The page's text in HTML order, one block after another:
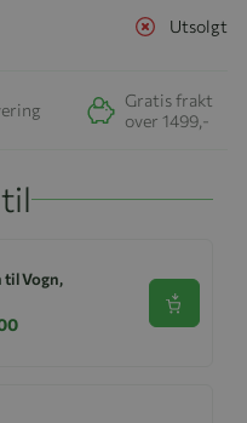
Utsolgt
Gratis frakt
over 1499,-
til Vogn,
Se